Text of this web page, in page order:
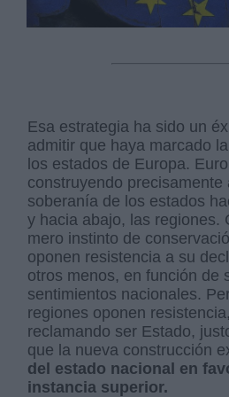
Esa estrategia ha sido un
admitir que haya marcado
los estados de Europa.
construyendo
soberanía de los estados
y hacia abajo, las regiones.
mero instinto de
oponen resistencia a su
otros menos, en función de
sentimientos nacionales.
regiones oponen
reclamando ser Estado,
que la nueva construcción
del estado nacional en
instancia superior.